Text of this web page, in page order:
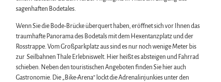
sagenhaften Bodetales.
Wenn Sie die Bode-Brücke überquert haben, eröffnet sich vor Ihnen das
traumhafte Panorama des Bodetals mit dem Hexentanzplatz und der
Rosstrappe. Vom Großparkplatz aus sind es nur noch wenige Meter bis
zur Seilbahnen Thale Erlebniswelt. Hier heißt es absteigen und Fahrrad
schieben. Neben den touristischen Angeboten finden Sie hier auch
Gastronomie. Die „Bike-Arena“ lockt die Adrenalinjunkies unter den